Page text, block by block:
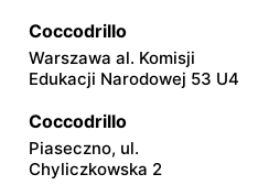
Coccodrillo
Warszawa al. Komisji
Edukacji Narodowej 53 U4
Coccodrillo
Piaseczno, ul.
Chyliczkowska 2